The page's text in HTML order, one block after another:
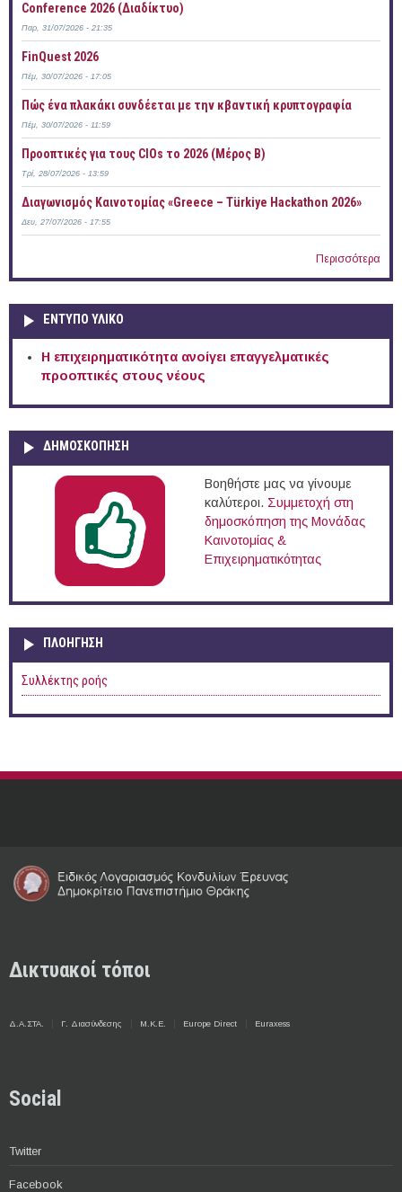
Conference 2026 (Διαδίκτυο)
Παρ, 31/07/2026 - 21:35
FinQuest 2026
Πέμ, 30/07/2026 - 17:05
Πώς ένα πλακάκι συνδέεται με την κβαντική κρυπτογραφία
Πέμ, 30/07/2026 - 11:59
Προοπτικές για τους CIOs το 2026 (Μέρος Β)
Τρί, 28/07/2026 - 13:59
Διαγωνισμός Καινοτομίας «Greece – Türkiye Hackathon 2026»
Δευ, 27/07/2026 - 17:55
Περισσότερα
ΕΝΤΥΠΟ ΥΛΙΚΟ
Η επιχειρηματικότητα ανοίγει επαγγελματικές
προοπτικές στους νέους
ΔΗΜΟΣΚΟΠΗΣΗ
Βοηθήστε μας να γίνουμε
καλύτεροι. Συμμετοχή στη
δημοσκόπηση της Μονάδας
Καινοτομίας &
Επιχειρηματικότητας
ΠΛΟΉΓΗΣΗ
Συλλέκτης ροής
Δικτυακοί τόποι
Δ.Α.ΣΤΑ. Γ. Διασύνδεσης Μ.Κ.Ε. Europe Direct Euraxess
Social
Twitter
Facebook